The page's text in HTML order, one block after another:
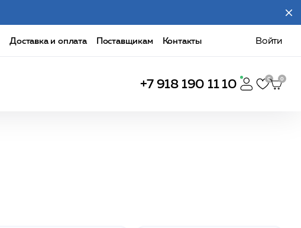
Доставка и оплата Поставщикам Контакты Войти
+7 918 190 11 10